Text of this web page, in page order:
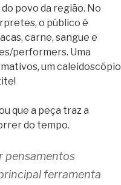
povo da região. No
o público é
carne, sangue e
performers. Uma
um caleidoscópio
que a peça traz a
do tempo.
pensamentos
ferramenta